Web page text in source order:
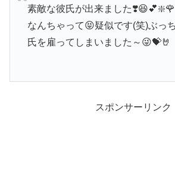
素敵な彼氏が出来ました❣️😆💕❇️🌹
なんちゃって😝疑似です(笑)ぶっ
氏を雇ってしまいました～😜💝🤘
スポンサーリンク